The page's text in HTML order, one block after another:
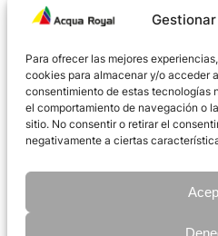
Para ofrecer las mejores
cookies para almacenar y/o acceder
consentimiento de estas tecnologías
el comportamiento de navegación o
sitio. No consentir o retirar el
negativamente a ciertas
Tardes 16:00h –
Viernes 08:00h –
ACQUAROYAL.COM